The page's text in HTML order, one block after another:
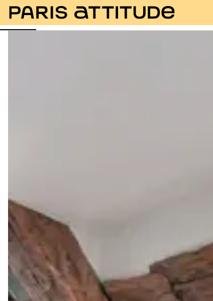
Foto Descrizione Equipaggiamento